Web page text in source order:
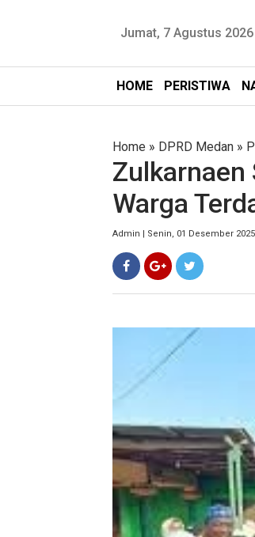
Jumat, 7 Agustus 2026
HOME PERISTIWA
Home » DPRD Medan »
Zulkarnaen
Warga
Admin | Senin, 01 Desember 2025